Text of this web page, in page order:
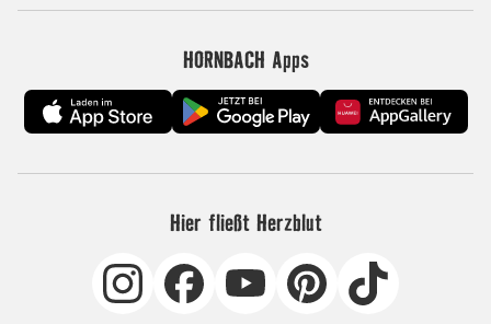
HORNBACH Apps
Hier fließt Herzblut